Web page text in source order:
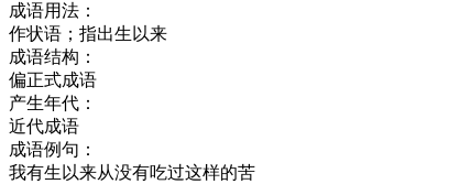
成语用法：
作状语；指出生以来
成语结构：
偏正式成语
产生年代：
近代成语
成语例句：
我有生以来从没有吃过这样的苦